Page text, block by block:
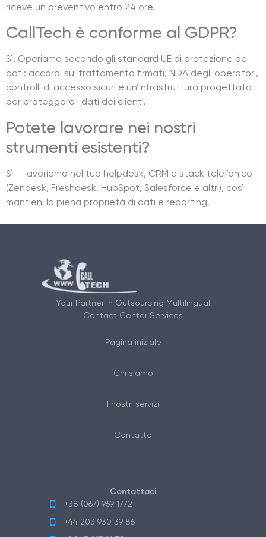
riceve un preventivo entro 24 ore.
CallTech è conforme al GDPR?
Sì. Operiamo secondo gli standard UE di protezione dei
dati: accordi sul trattamento firmati, NDA degli operatori,
controlli di accesso sicuri e un’infrastruttura progettata
per proteggere i dati dei clienti.
Potete lavorare nei nostri
strumenti esistenti?
Sì — lavoriamo nel tuo helpdesk, CRM e stack telefonico
(Zendesk, Freshdesk, HubSpot, Salesforce e altri), così
mantieni la piena proprietà di dati e reporting.
Your Partner in Outsourcing Multilingual
Contact Center Services
Pagina iniziale
Chi siamo
I nostri servizi
Contatto
Contattaci
+38 (067) 969 1772
+44 203 930 39 86